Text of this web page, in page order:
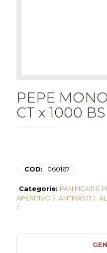
PEPE
CT x 1000 BS
COD: 060167
Categorie: PANIFICATI E
APERITIVO 》 ANTIPASTI 》
》